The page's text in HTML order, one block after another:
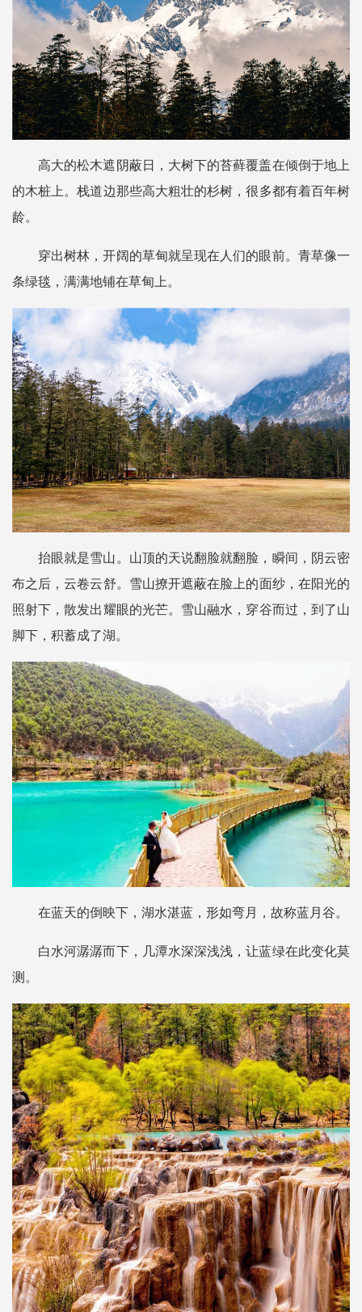
高大的松木遮阴蔽日，大树下的苔藓覆盖在倾倒于地上
的木桩上。栈道边那些高大粗壮的杉树，很多都有着百年树
龄。
穿出树林，开阔的草甸就呈现在人们的眼前。青草像一
条绿毯，满满地铺在草甸上。
抬眼就是雪山。山顶的天说翻脸就翻脸，瞬间，阴云密
布之后，云卷云舒。雪山撩开遮蔽在脸上的面纱，在阳光的
照射下，散发出耀眼的光芒。 雪山融水，穿谷而过，到了山
脚下，积蓄成了湖。
在蓝天的倒映下，湖水湛蓝，形如弯月，故称蓝月谷。
白水河潺潺而下，几潭水深深浅浅，让蓝绿在此变化莫
测。